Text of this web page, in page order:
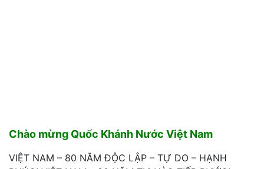
Chào mừng Quốc Khánh Nước Việt Nam
VIỆT NAM – 80 NĂM ĐỘC LẬP – TỰ DO – HẠNH